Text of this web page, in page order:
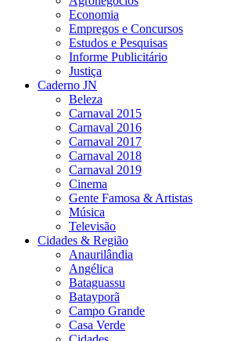
Economia
Empregos e Concursos
Estudos e Pesquisas
Informe Publicitário
Justiça
Caderno JN
Beleza
Carnaval 2015
Carnaval 2016
Carnaval 2017
Carnaval 2018
Carnaval 2019
Cinema
Gente Famosa & Artistas
Música
Televisão
Cidades & Região
Anaurilândia
Angélica
Bataguassu
Batayporã
Campo Grande
Casa Verde